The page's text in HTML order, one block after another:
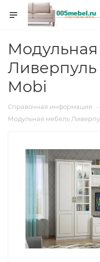
Mobi
Справочная информация
Модульная мебель